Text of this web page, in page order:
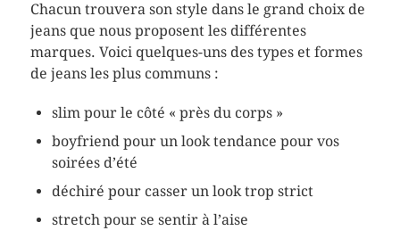
Chacun trouvera son style dans le grand choix de
jeans que nous proposent les différentes
marques. Voici quelques-uns des types et formes
de jeans les plus communs :
slim pour le côté « près du corps »
boyfriend pour un look tendance pour vos
soirées d’été
déchiré pour casser un look trop strict
stretch pour se sentir à l’aise